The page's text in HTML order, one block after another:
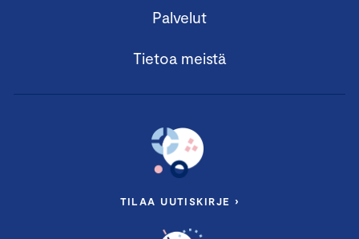
Palvelut
Tietoa meistä
TILAA UUTISKIRJE ›